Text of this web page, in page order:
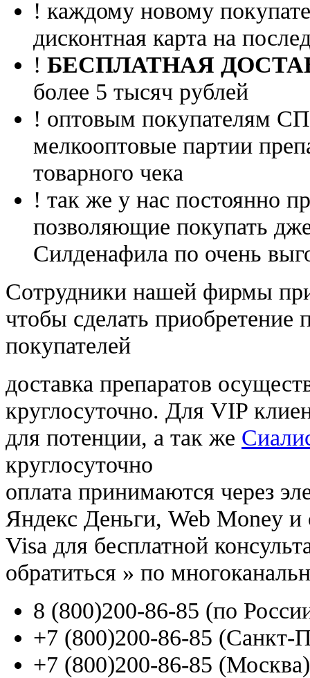
! каждому новому
дисконтная карта на
! БЕСПЛАТНАЯ
более 5 тысяч рублей
! оптовым покупателям
мелкооптовые партии
товарного чека
! так же у нас постоянно
позволяющие покупать
Силденафила по очень
Cотрудники нашей фирмы
чтобы сделать приобретение
покупателей
доставка препаратов
круглосуточно. Для VIP
для потенции, а так же
круглосуточно
оплата принимаются через
Яндекс Деньги, Web Money и
Visa для бесплатной
обратиться » по
8 (800)200-86-85 (по
+7 (800)200-86-85 (Санкт-
+7 (800)200-86-85 (Москва)